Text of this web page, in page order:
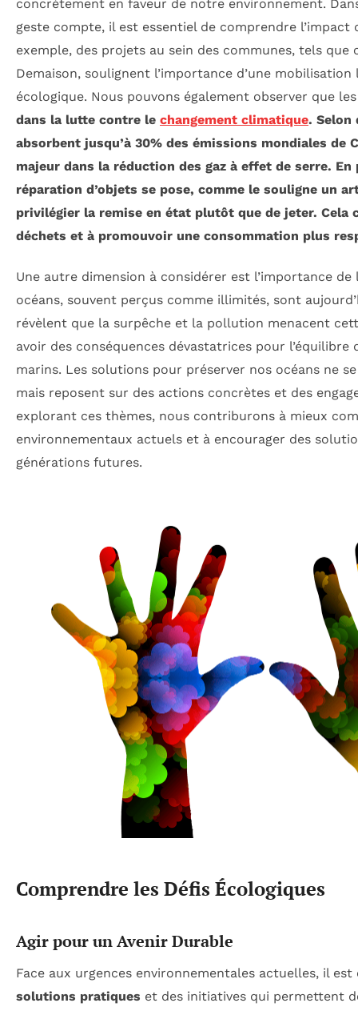
concrètement en faveur de notre environnement.
geste compte, il est essentiel de comprendre l’impact
exemple, des projets au sein des communes, tels que
Demaison, soulignent l’importance d’une
écologique. Nous pouvons également observer que
dans la lutte contre le changement climatique. Selon
absorbent jusqu’à 30% des émissions mondiales de
majeur dans la réduction des gaz à effet de serre.
réparation d’objets se pose, comme le souligne un
privilégier la remise en état plutôt que de jeter. Cela
déchets et à promouvoir une consommation plus
Une autre dimension à considérer est l’importance
océans, souvent perçus comme illimités, sont
révèlent que la surpêche et la pollution menacent
avoir des conséquences dévastatrices pour l’équilibre
marins. Les solutions pour préserver nos océans ne
mais reposent sur des actions concrètes et des
explorant ces thèmes, nous contriburons à mieux
environnementaux actuels et à encourager des
générations futures.
Comprendre les Défis Écologiques
Agir pour un Avenir Durable
Face aux urgences environnementales actuelles, il est
solutions pratiques et des initiatives qui permettent